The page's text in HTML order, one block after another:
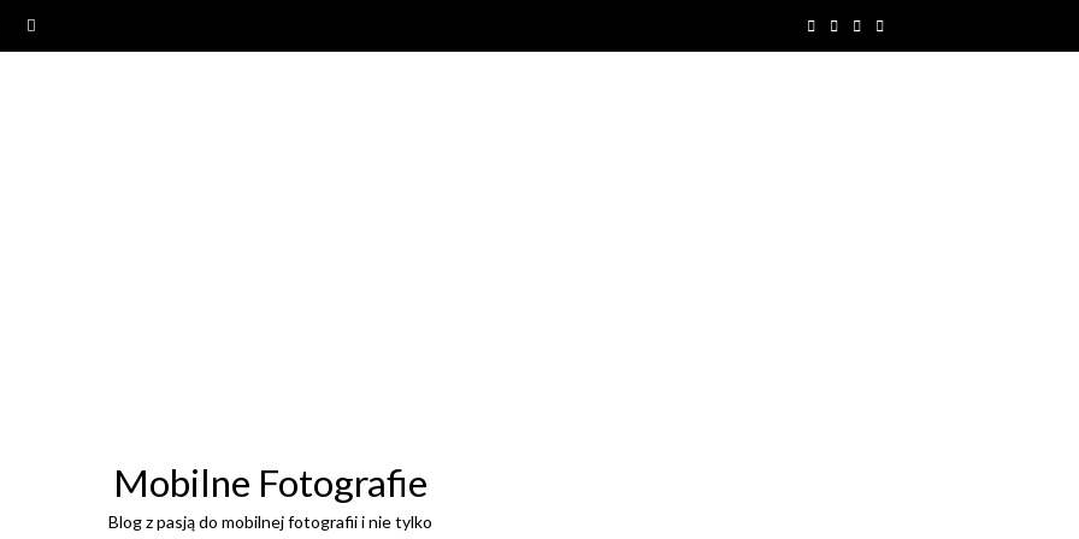
Mobilne Fotografie
Blog z pasją do mobilnej fotografii i nie tylko